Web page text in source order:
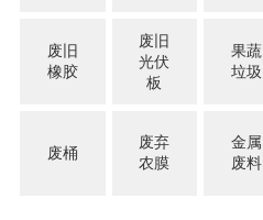
废旧
橡胶
废旧
光伏
板
果蔬
垃圾
废桶
废弃
农膜
金属
废料